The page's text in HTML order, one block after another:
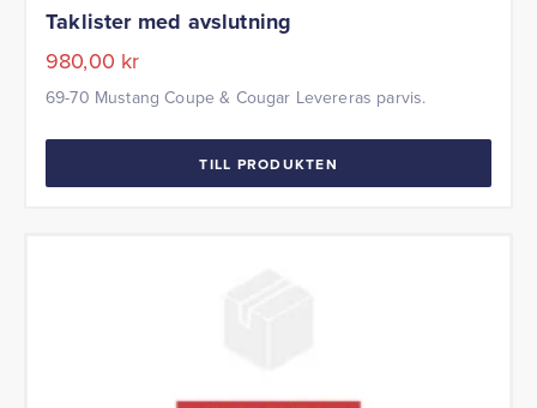
Taklister med avslutning
980,00 kr
69-70 Mustang Coupe & Cougar Levereras parvis.
TILL PRODUKTEN